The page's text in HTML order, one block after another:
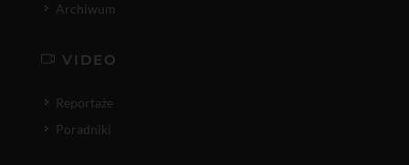
Archiwum
VIDEO
Reportaże
Poradniki